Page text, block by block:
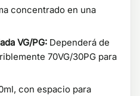
concentrado en una
VG/PG: Dependerá de
70VG/30PG para
con espacio para